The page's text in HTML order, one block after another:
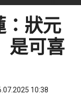
：狀元
是可喜
10:38